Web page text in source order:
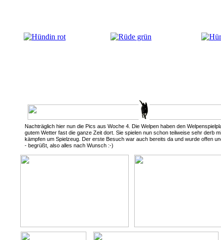
Nachträglich hier nun die Pics aus Woche 4. Die Welpen haben den
gutem Wetter fast die ganze Zeit dort. Sie spielen nun schon teilweise sehr derb
kämpfen um Spielzeug. Der erste Besuch war auch bereits da und wurde offen
- begrüßt, also alles nach Wunsch :-)